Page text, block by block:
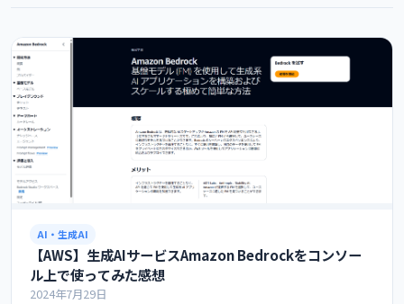
AI・生成AI
【AWS】生成AIサービスAmazon Bedrockをコンソー
ル上で使ってみた感想
2024年7月29日